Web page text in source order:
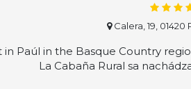
Calera, 19, 01420
in Paúl in the Basque Country
La Cabaña Rural sa